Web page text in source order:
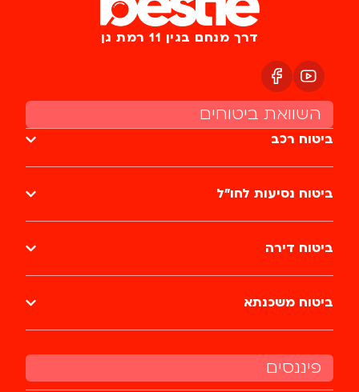
פיננסים
דרך מנחם בגין 11 רמת גן
השוואת ביטוחים
ביטוח רכב
ביטוח נסיעות לחו״ל
ביטוח דירה
ביטוח משכנתא